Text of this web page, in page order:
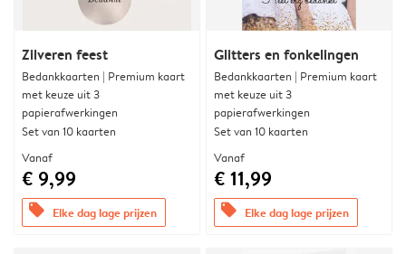
Zilveren feest
Bedankkaarten | Premium kaart
met keuze uit 3
papierafwerkingen
Set van 10 kaarten
Vanaf
€ 9,99
offers Elke dag lage prijzen
Glitters en fonkelingen
Bedankkaarten | Premium kaart
met keuze uit 3
papierafwerkingen
Set van 10 kaarten
Vanaf
€ 11,99
offers Elke dag lage prijzen